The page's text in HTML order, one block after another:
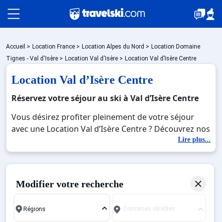
Packages
🚆Train de nuit
Stations
Hébergements
Bons plans
Accueil > Location France > Location Alpes du Nord > Location Domaine
Tignes - Val d'Isère > Location Val d'Isère > Location Val d’Isère Centre
Location Val d’Isère Centre
Réservez votre séjour au ski à Val d’Isère Centre
Vous désirez profiter pleinement de votre séjour
avec une Location Val d’Isère Centre ? Découvrez nos
offres de Location Val d’Isère Centre pour skier sans
limite à noel, jour de l'an, février. Fermez les yeux et
imaginez… Profitez de votre Location Val d’Isère
pourrez mêler les plaisirs de la glisse sur les pistes
beauté des paysages montagnards. Pour un week-
Lire plus...
Modifier votre recherche
Domaines skiables